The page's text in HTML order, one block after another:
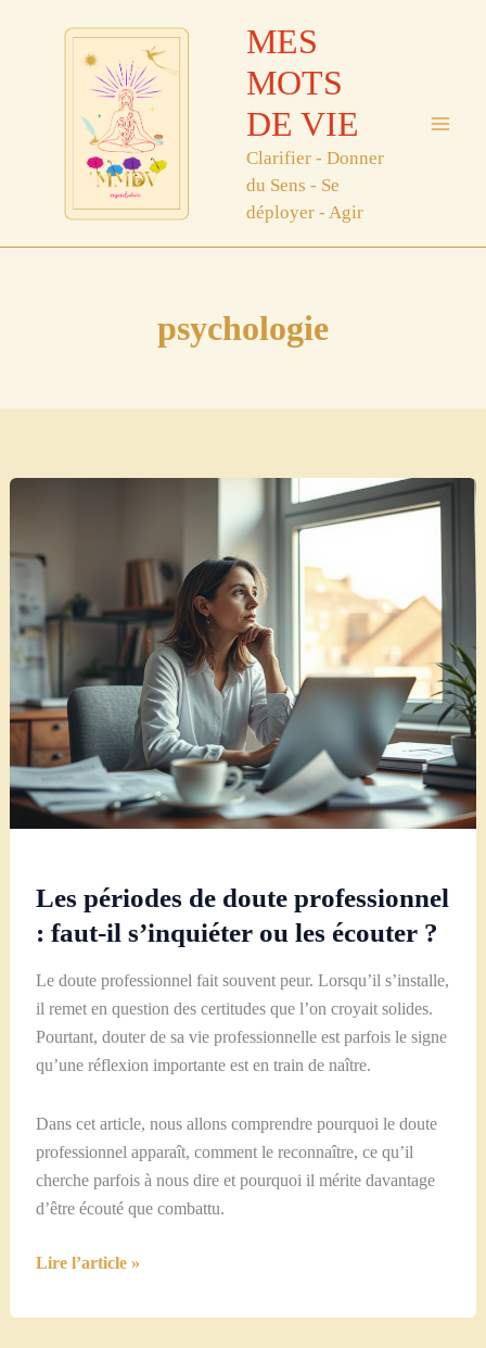
MES
MOTS
DE VIE
Clarifier - Donner
du Sens - Se
déployer - Agir
psychologie
Les périodes de doute professionnel
: faut-il s’inquiéter ou les écouter ?
Le doute professionnel fait souvent peur. Lorsqu’il s’installe,
il remet en question des certitudes que l’on croyait solides.
Pourtant, douter de sa vie professionnelle est parfois le signe
qu’une réflexion importante est en train de naître.
Dans cet article, nous allons comprendre pourquoi le doute
professionnel apparaît, comment le reconnaître, ce qu’il
cherche parfois à nous dire et pourquoi il mérite davantage
d’être écouté que combattu.
Les
de
Lire l’article »